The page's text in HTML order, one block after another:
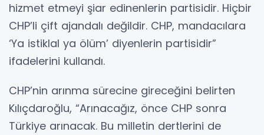
hizmet etmeyi şiar edinenlerin partisidir. Hiçbir
CHP’li çift ajandalı değildir. CHP, mandacılara
‘Ya istiklal ya ölüm’ diyenlerin partisidir”
ifadelerini kullandı.
CHP’nin arınma sürecine gireceğini belirten
Kılıçdaroğlu, “Arınacağız, önce CHP sonra
Türkiye arınacak. Bu milletin dertlerini de